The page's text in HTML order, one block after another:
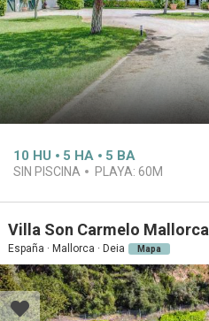
10 HU 5 HA 5 BA
SIN PISCINA PLAYA: 60M
Villa Son Carmelo Mallorca
España · Mallorca · Deia Mapa